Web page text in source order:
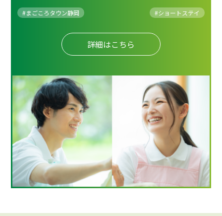
#まごころタウン静岡 #ショートステイ
詳細はこちら